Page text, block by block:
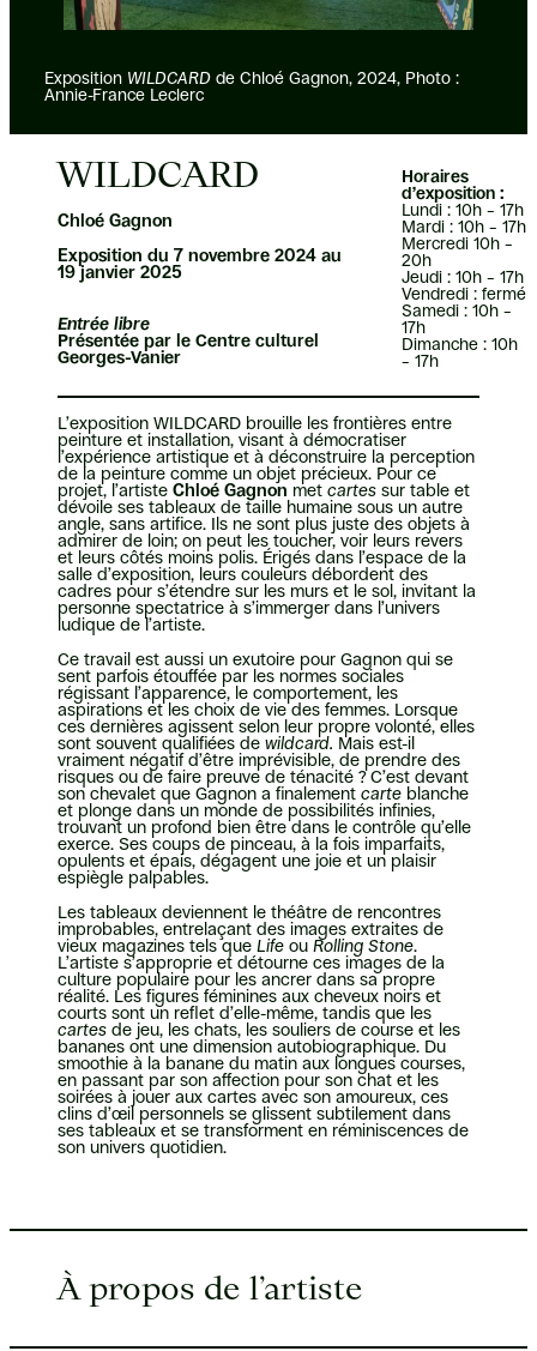
Exposition WILDCARD de Chloé Gagnon, 2024, Photo :
Annie-France Leclerc
WILDCARD
Chloé Gagnon
Exposition du 7 novembre 2024 au
19 janvier 2025
Entrée libre
Présentée par le Centre culturel
Georges-Vanier
Horaires
d’exposition :
Lundi : 10h – 17h
Mardi : 10h – 17h
Mercredi 10h –
20h
Jeudi : 10h – 17h
Vendredi : fermé
Samedi : 10h –
17h
Dimanche : 10h
– 17h
L’exposition WILDCARD brouille les frontières entre
peinture et installation, visant à démocratiser
l’expérience artistique et à déconstruire la perception
de la peinture comme un objet précieux. Pour ce
projet, l’artiste Chloé Gagnon met cartes sur table et
dévoile ses tableaux de taille humaine sous un autre
angle, sans artifice. Ils ne sont plus juste des objets à
admirer de loin; on peut les toucher, voir leurs revers
et leurs côtés moins polis. Érigés dans l’espace de la
salle d’exposition, leurs couleurs débordent des
cadres pour s’étendre sur les murs et le sol, invitant la
personne spectatrice à s’immerger dans l’univers
ludique de l’artiste.
Ce travail est aussi un exutoire pour Gagnon qui se
sent parfois étouffée par les normes sociales
régissant l’apparence, le comportement, les
aspirations et les choix de vie des femmes. Lorsque
ces dernières agissent selon leur propre volonté, elles
sont souvent qualifiées de wildcard. Mais est-il
vraiment négatif d’être imprévisible, de prendre des
risques ou de faire preuve de ténacité ? C’est devant
son chevalet que Gagnon a finalement carte blanche
et plonge dans un monde de possibilités infinies,
trouvant un profond bien être dans le contrôle qu’elle
exerce. Ses coups de pinceau, à la fois imparfaits,
opulents et épais, dégagent une joie et un plaisir
espiègle palpables.
Les tableaux deviennent le théâtre de rencontres
improbables, entrelaçant des images extraites de
vieux magazines tels que Life ou Rolling Stone.
L’artiste s’approprie et détourne ces images de la
culture populaire pour les ancrer dans sa propre
réalité. Les figures féminines aux cheveux noirs et
courts sont un reflet d’elle-même, tandis que les
cartes de jeu, les chats, les souliers de course et les
bananes ont une dimension autobiographique. Du
smoothie à la banane du matin aux longues courses,
en passant par son affection pour son chat et les
soirées à jouer aux cartes avec son amoureux, ces
clins d’œil personnels se glissent subtilement dans
ses tableaux et se transforment en réminiscences de
son univers quotidien.
À propos de l’artiste